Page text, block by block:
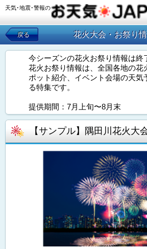
天気･地震･警報の
戻る 花火大会・お祭り
今シーズンの花火お祭り情報は終
花火お祭り情報は、全国各地の花
ポット紹介、イベント会場の天気
る特集です。
提供期間：7月上旬〜8月末
【サンプル】隅田川花火大